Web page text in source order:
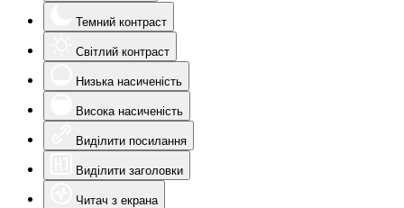
Темний контраст
Світлий контраст
Низька насиченість
Висока насиченість
Виділити посилання
Виділити заголовки
Читач з екрана